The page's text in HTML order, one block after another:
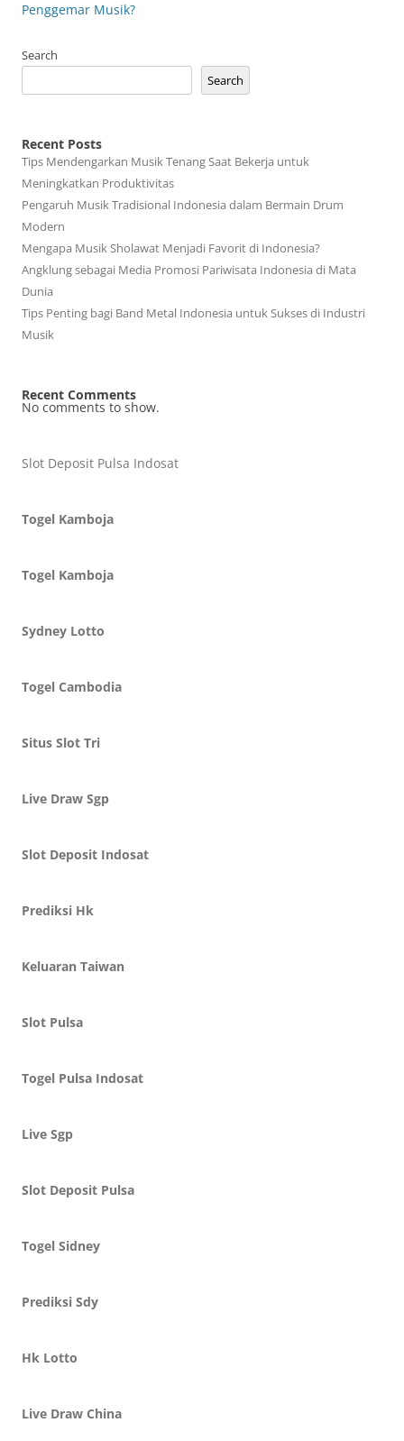
Penggemar Musik?
Search
Search
Recent Posts
Tips Mendengarkan Musik Tenang Saat Bekerja untuk
Meningkatkan Produktivitas
Pengaruh Musik Tradisional Indonesia dalam Bermain Drum
Modern
Mengapa Musik Sholawat Menjadi Favorit di Indonesia?
Angklung sebagai Media Promosi Pariwisata Indonesia di Mata
Dunia
Tips Penting bagi Band Metal Indonesia untuk Sukses di Industri
Musik
Recent Comments
No comments to show.
Slot Deposit Pulsa Indosat
Togel Kamboja
Togel Kamboja
Sydney Lotto
Togel Cambodia
Situs Slot Tri
Live Draw Sgp
Slot Deposit Indosat
Prediksi Hk
Keluaran Taiwan
Slot Pulsa
Togel Pulsa Indosat
Live Sgp
Slot Deposit Pulsa
Togel Sidney
Prediksi Sdy
Hk Lotto
Live Draw China